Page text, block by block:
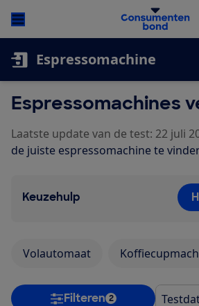
Espressomachine
Espressomachines
Laatste update van de test: 22 juli
de juiste espressomachine te
Keuzehulp
Volautomaat
Filteren 2